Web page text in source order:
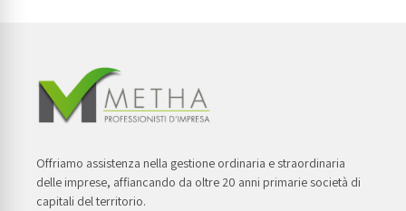
Offriamo assistenza nella gestione ordinaria e straordinaria
delle imprese, affiancando da oltre 20 anni primarie società di
capitali del territorio.